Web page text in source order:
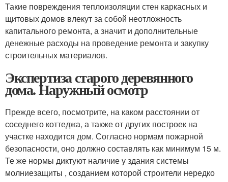
Такие повреждения теплоизоляции стен каркасных и
щитовых домов влекут за собой неотложность
капитального ремонта, а значит и дополнительные
денежные расходы на проведение ремонта и закупку
строительных материалов.
Экспертиза старого деревянного
дома. Наружный осмотр
Прежде всего, посмотрите, на каком расстоянии от
соседнего коттеджа, а также от других построек на
участке находится дом. Согласно нормам пожарной
безопасности, оно должно составлять как минимум 15 м.
Те же нормы диктуют наличие у здания системы
молниезащиты , созданием которой строители нередко